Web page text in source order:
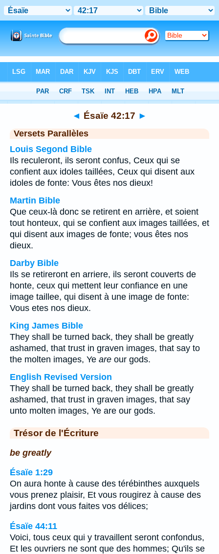
Chapitre 42> Verset 17
◄ Ésaïe 42:17 ►
Versets Parallèles
Louis Segond Bible
Ils reculeront, ils seront confus, Ceux qui se
confient aux idoles taillées, Ceux qui disent aux
idoles de fonte: Vous êtes nos dieux!
Martin Bible
Que ceux-là donc se retirent en arrière, et soient
tout honteux, qui se confient aux images taillées, et
qui disent aux images de fonte; vous êtes nos
dieux.
Darby Bible
Ils se retireront en arriere, ils seront couverts de
honte, ceux qui mettent leur confiance en une
image taillee, qui disent à une image de fonte:
Vous etes nos dieux.
King James Bible
They shall be turned back, they shall be greatly
ashamed, that trust in graven images, that say to
the molten images, Ye are our gods.
English Revised Version
They shall be turned back, they shall be greatly
ashamed, that trust in graven images, that say
unto molten images, Ye are our gods.
Trésor de l'Écriture
be greatly
Ésaïe 1:29
On aura honte à cause des térébinthes auxquels
vous prenez plaisir, Et vous rougirez à cause des
jardins dont vous faites vos délices;
Ésaïe 44:11
Voici, tous ceux qui y travaillent seront confondus,
Et les ouvriers ne sont que des hommes; Qu'ils se